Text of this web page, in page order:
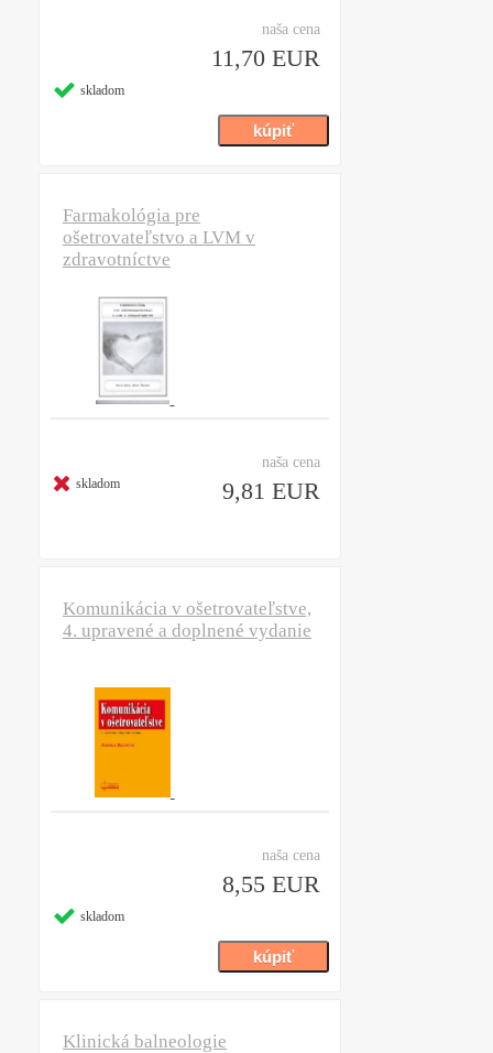
naša cena
11,70 EUR
skladom
Farmakológia pre
ošetrovateľstvo a LVM v
zdravotníctve
naša cena
9,81 EUR
skladom
Komunikácia v ošetrovateľstve,
4. upravené a doplnené vydanie
naša cena
8,55 EUR
skladom
Klinická balneologie